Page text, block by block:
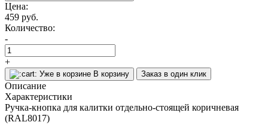
Цена:
459 руб.
Количество:
-
+
Уже в корзине В корзину Заказ в один клик
Описание
Характеристики
Ручка-кнопка для калитки отдельно-стоящей коричневая
(RAL8017)